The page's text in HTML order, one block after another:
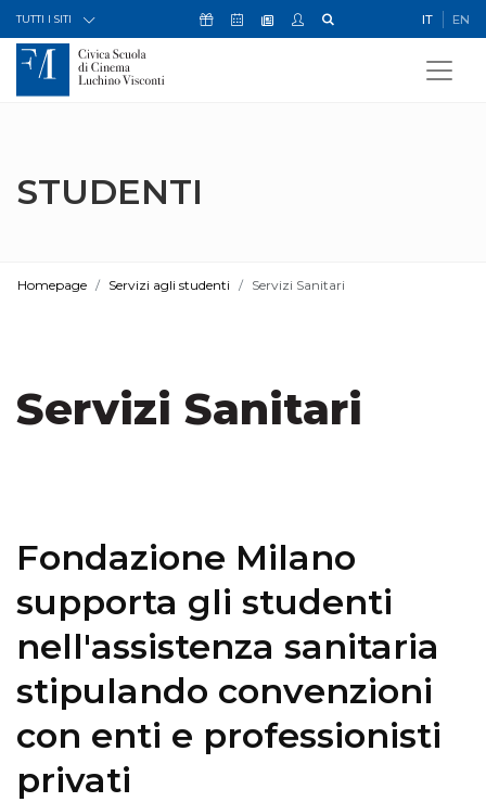
Skip to Content
TUTTI I SITI Icona Sostienici
Icona Calendario Eventi
Icona Newsletter
Icona My Civica IT EN
STUDENTI
Homepage Servizi agli studenti Servizi Sanitari
Servizi Sanitari
Fondazione Milano
supporta gli studenti
nell'assistenza sanitaria
stipulando convenzioni
con enti e professionisti
privati